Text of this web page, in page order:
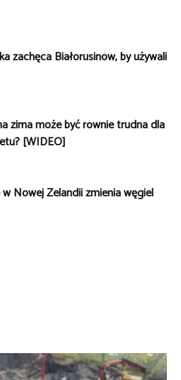
zachęca Białorusinów, by używali
zima może być równie trudna dla
[WIDEO]
Nowej Zelandii zmienia węgiel